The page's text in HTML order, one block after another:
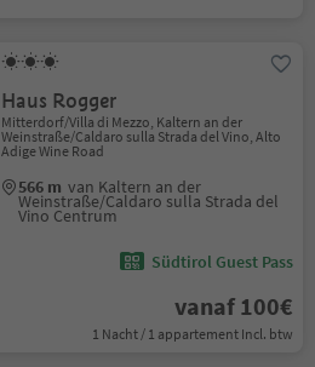
Haus Rogger
Mitterdorf/Villa di Mezzo, Kaltern an der
Weinstraße/Caldaro sulla Strada del Vino, Alto
Adige Wine Road
566 m van Kaltern an der
Weinstraße/Caldaro sulla Strada del
Vino Centrum
Südtirol Guest Pass
vanaf 100€
1 Nacht / 1 appartement Incl. btw